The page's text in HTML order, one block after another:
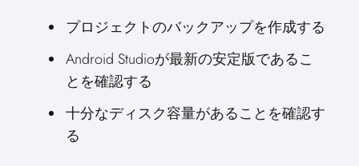
プロジェクトのバックアップを作成する
Android Studioが最新の安定版であるこ
とを確認する
十分なディスク容量があることを確認す
る